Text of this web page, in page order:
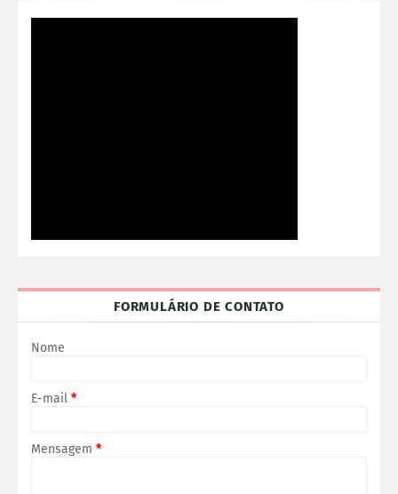
FORMULÁRIO DE CONTATO
Nome
E-mail *
Mensagem *